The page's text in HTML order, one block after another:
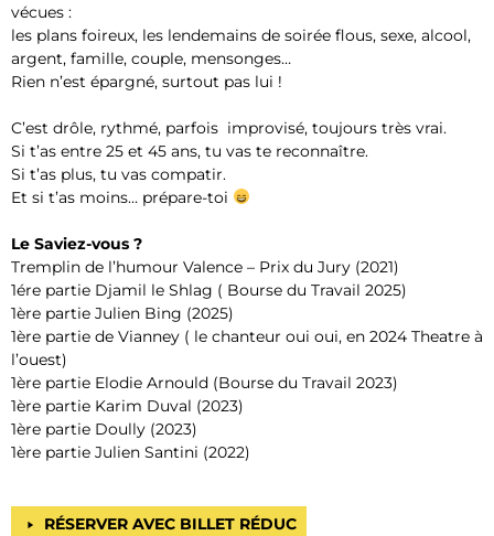
vécues :
les plans foireux, les lendemains de soirée flous, sexe, alcool,
argent, famille, couple, mensonges…
Rien n’est épargné, surtout pas lui !
C’est drôle, rythmé, parfois improvisé, toujours très vrai.
Si t’as entre 25 et 45 ans, tu vas te reconnaître.
Si t’as plus, tu vas compatir.
Et si t’as moins… prépare-toi
Le Saviez-vous ?
Tremplin de l’humour Valence – Prix du Jury (2021)
1ére partie Djamil le Shlag ( Bourse du Travail 2025)
1ère partie Julien Bing (2025)
1ère partie de Vianney ( le chanteur oui oui, en 2024 Theatre à
l’ouest)
1ère partie Elodie Arnould (Bourse du Travail 2023)
1ère partie Karim Duval (2023)
1ère partie Doully (2023)
1ère partie Julien Santini (2022)
RÉSERVER AVEC BILLET RÉDUC